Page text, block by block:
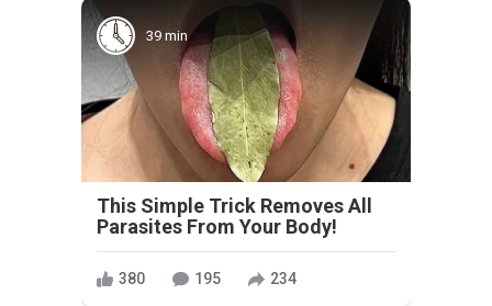
39 min
This Simple Trick Removes All
Parasites From Your Body!
380 195 234